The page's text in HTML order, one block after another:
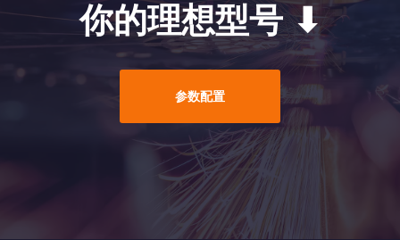
你的理想型号 ⬇
参数配置